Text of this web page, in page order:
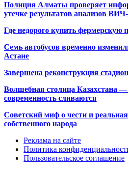
Полиция Алматы проверяет
утечке результатов анализов
Где недорого купить
Семь автобусов временно
Астане
Завершена реконструкция
Волшебная столица Казахстана —
современность сливаются
Советский миф о чести и
собственного народа
Реклама на сайте
Политика
Пользовательское соглашение